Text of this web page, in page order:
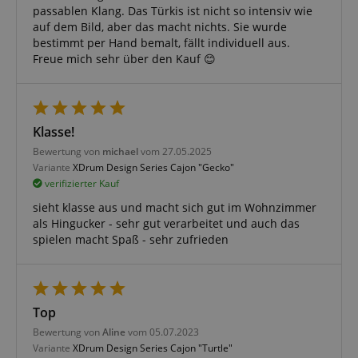
passablen Klang. Das Türkis ist nicht so intensiv wie
auf dem Bild, aber das macht nichts. Sie wurde
bestimmt per Hand bemalt, fällt individuell aus.
Freue mich sehr über den Kauf 😊
Klasse!
Bewertung von michaelvom 27.05.2025
Variante XDrum Design Series Cajon "Gecko"
verifizierter Kauf
sieht klasse aus und macht sich gut im Wohnzimmer
als Hingucker - sehr gut verarbeitet und auch das
spielen macht Spaß - sehr zufrieden
Top
Bewertung vonAline vom 05.07.2023
Variante XDrum Design Series Cajon "Turtle"
Einkaufs-Funktionen bereitzustellen, das Einkaufen
bei uns sicher zu machen und um Betrug zu
verhindern. Immer eingeschaltet.
Cookie
apay-session-set
Amazon.com Inc.